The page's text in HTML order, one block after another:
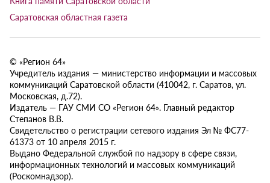
Саратовская областная газета
© «Регион 64»
Учредитель издания — министерство информации и массовых
коммуникаций Саратовской области (410042, г. Саратов, ул.
Московская, д.72).
Издатель — ГАУ СМИ СО «Регион 64». Главный редактор
Степанов В.В.
Свидетельство о регистрации сетевого издания Эл № ФС77-
61373 от 10 апреля 2015 г.
Выдано Федеральной службой по надзору в сфере связи,
информационных технологий и массовых коммуникаций
(Роскомнадзор).